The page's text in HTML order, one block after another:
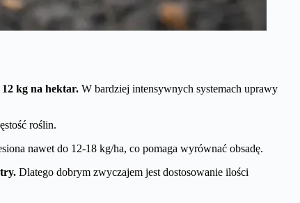
kg na hektar. W bardziej intensywnych systemach uprawy
roślin.
nawet do 12-18 kg/ha, co pomaga wyrównać obsadę.
Dlatego dobrym zwyczajem jest dostosowanie ilości